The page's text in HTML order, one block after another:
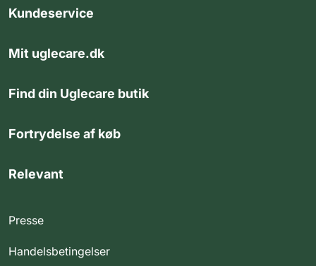
Kundeservice
Mit uglecare.dk
Find din Uglecare butik
Fortrydelse af køb
Relevant
Presse
Handelsbetingelser